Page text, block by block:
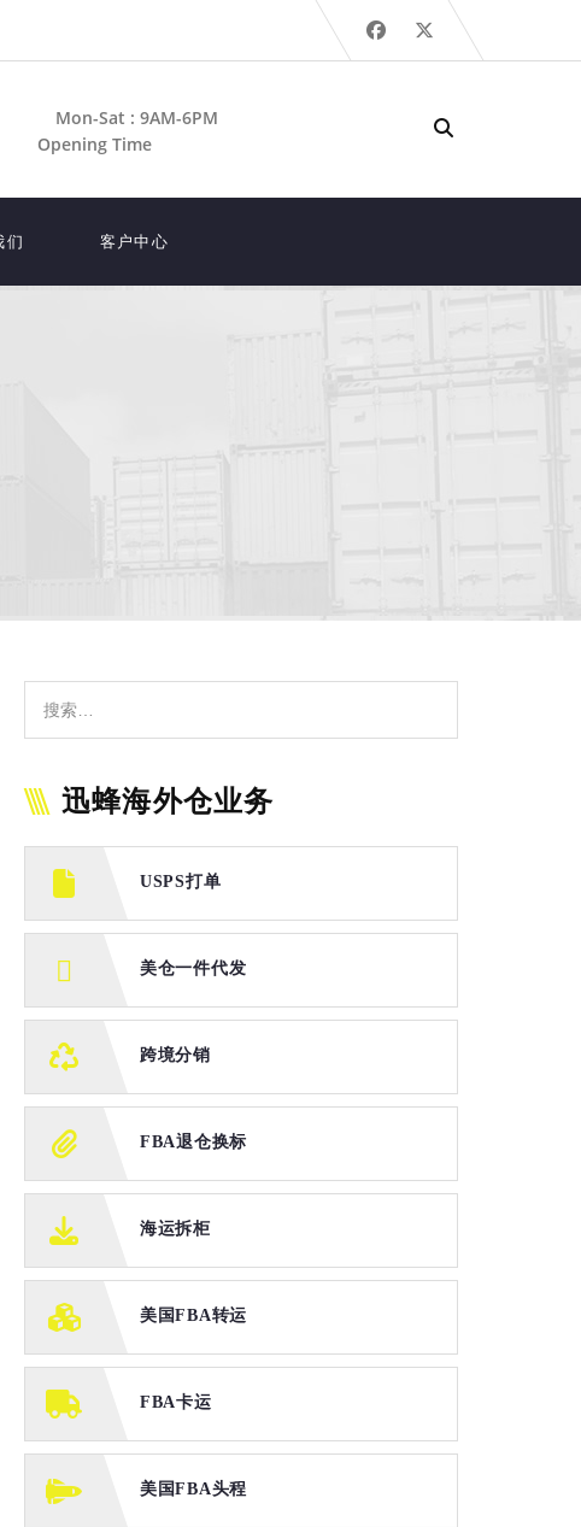
Mon-Sat : 9AM-6PM
Opening Time
们 客户中心
迅蜂海外仓业务
USPS打单
美仓一件代发
跨境分销
FBA退仓换标
海运拆柜
美国FBA转运
FBA卡运
美国FBA头程